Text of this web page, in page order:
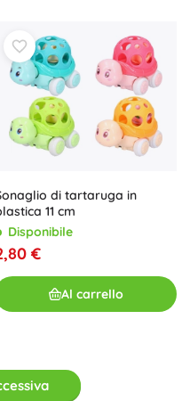
di tartaruga in
11 cm
Disponibile
€
Al carrello